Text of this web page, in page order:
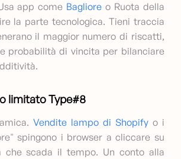
app come Bagliore o Ruota della
la parte tecnologica. Tieni traccia
il maggior numero di riscatti,
probabilità di vincita per bilanciare
limitato Type#8
Vendite lampo di Shopifyo i
spingono i browser a cliccare su
che scada il tempo. Un conto alla